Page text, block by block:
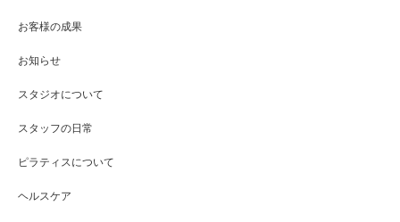
お客様の成果
お知らせ
スタジオについて
スタッフの日常
ピラティスについて
ヘルスケア